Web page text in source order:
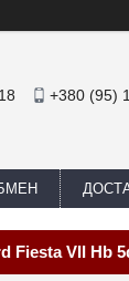
+380 (95)
Fiesta VII Hb